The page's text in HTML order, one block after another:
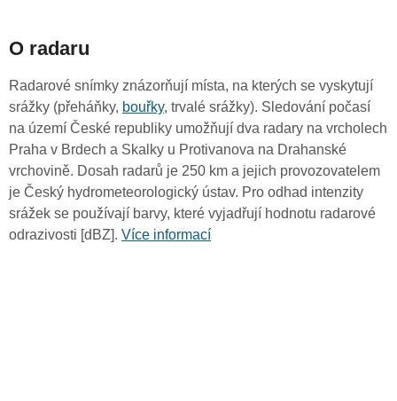
O radaru
Radarové snímky znázorňují místa, na kterých se vyskytují
srážky (přeháňky, bouřky, trvalé srážky). Sledování počasí
na území České republiky umožňují dva radary na vrcholech
Praha v Brdech a Skalky u Protivanova na Drahanské
vrchovině. Dosah radarů je 250 km a jejich provozovatelem
je Český hydrometeorologický ústav. Pro odhad intenzity
srážek se používají barvy, které vyjadřují hodnotu radarové
odrazivosti [dBZ]. Více informací